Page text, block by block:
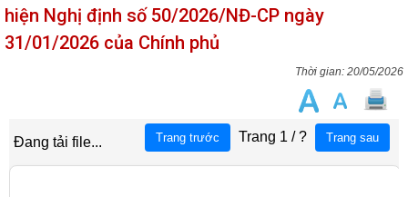
hiện Nghị định số 50/2026/NĐ-CP ngày
31/01/2026 của Chính phủ
20/05/2026